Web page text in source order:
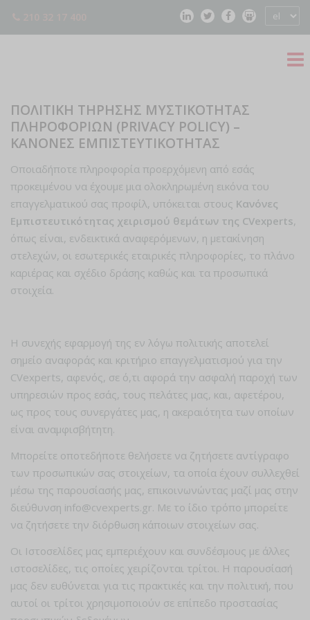
ΠΟΛΙΤΙΚΗ ΤΗΡΗΣΗΣ ΜΥΣΤΙΚΟΤΗΤΑΣ
ΠΛΗΡΟΦΟΡΙΩΝ (PRIVACY POLICY) –
ΚΑΝΟΝΕΣ ΕΜΠΙΣΤΕΥΤΙΚΟΤΗΤΑΣ
Οποιαδήποτε πληροφορία προερχόμενη από εσάς
προκειμένου να έχουμε μια ολοκληρωμένη εικόνα του
επαγγελματικού σας προφίλ, υπόκειται στους Κανόνες
Εμπιστευτικότητας χειρισμού θεμάτων της CVexperts,
όπως είναι, ενδεικτικά αναφερόμενων, η μετακίνηση
στελεχών, οι εσωτερικές εταιρικές πληροφορίες, το πλάνο
καριέρας και σχέδιο δράσης καθώς και τα προσωπικά
στοιχεία.
H συνεχής εφαρμογή της εν λόγω πολιτικής αποτελεί
σημείο αναφοράς και κριτήριο επαγγελματισμού για την
CVexperts, αφενός, σε ό,τι αφορά την ασφαλή παροχή των
υπηρεσιών προς εσάς, τους πελάτες μας, και, αφετέρου,
ως προς τους συνεργάτες μας, η ακεραιότητα των οποίων
είναι αναμφισβήτητη.
Μπορείτε οποτεδήποτε θελήσετε να ζητήσετε αντίγραφο
των προσωπικών σας στοιχείων, τα οποία έχουν συλλεχθεί
μέσω της παρουσίασής μας, επικοινωνώντας μαζί μας στην
διεύθυνση info@cvexperts.gr. Με το ίδιο τρόπο μπορείτε
να ζητήσετε την διόρθωση κάποιων στοιχείων σας.
Οι Ιστοσελίδες μας εμπεριέχουν και συνδέσμους με άλλες
ιστοσελίδες, τις οποίες χειρίζονται τρίτοι. Η παρουσίασή
μας δεν ευθύνεται για τις πρακτικές και την πολιτική, που
αυτοί οι τρίτοι χρησιμοποιούν σε επίπεδο προστασίας